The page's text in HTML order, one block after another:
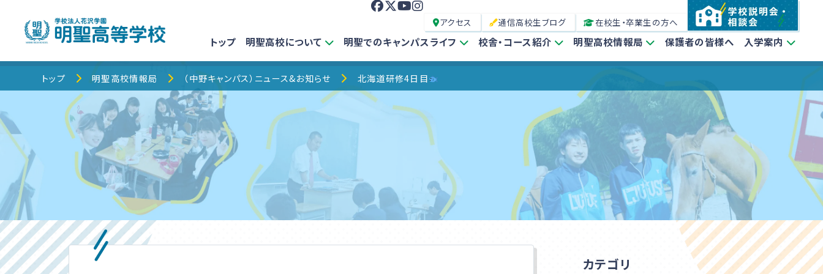
アクセス 通信高校生ブログ 在校生・卒業生の方へ
トップ 明聖高校について 明聖でのキャンパスライフ 校舎・コース紹介 明聖高校情報局 保護者の皆様へ 入学案内
トップ
明聖高校について
明聖でのキャンパスライフ
校舎・コース紹介
明聖高校情報局
保護者の皆様へ
トップ 明聖高校情報局 （中野キャンパス）ニュース&お知らせ 北海道研修4日目
カテゴリ